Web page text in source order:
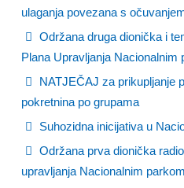
ulaganja povezana s
Održana druga dionička i
Plana Upravljanja Nacionalnim
NATJEČAJ za prikupljanje
pokretnina po grupama
Suhozidna inicijativa u
Održana prva dionička
upravljanja Nacionalnim